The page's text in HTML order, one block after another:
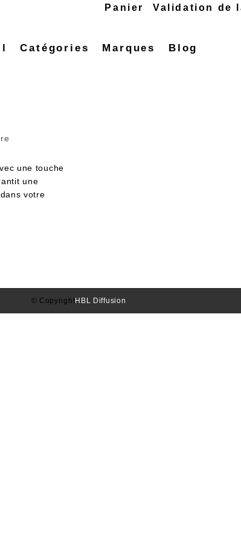
Panier Validation de
Catégories Marques Blog
une touche
une
votre
© CopyrightHBL Diffusion